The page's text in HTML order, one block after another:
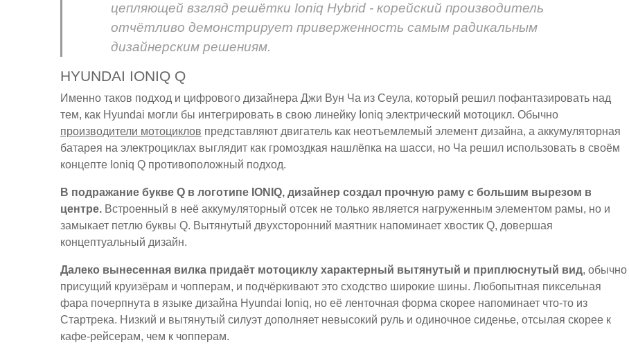
цепляющей взгляд решётки Ioniq Hybrid - корейский производитель
отчётливо демонстрирует приверженность самым радикальным
дизайнерским решениям.
HYUNDAI IONIQ Q
Именно таков подход и цифрового дизайнера Джи Вун Ча из Сеула, который решил пофантазировать над
тем, как Hyundai могли бы интегрировать в свою линейку Ioniq электрический мотоцикл. Обычно
производители мотоциклов представляют двигатель как неотъемлемый элемент дизайна, а аккумуляторная
батарея на электроциклах выглядит как громоздкая нашлёпка на шасси, но Ча решил использовать в своём
концепте Ioniq Q противоположный подход.
В подражание букве Q в логотипе IONIQ, дизайнер создал прочную раму с большим вырезом в
центре. Встроенный в неё аккумуляторный отсек не только является нагруженным элементом рамы, но и
замыкает петлю буквы Q. Вытянутый двухсторонний маятник напоминает хвостик Q, довершая
концептуальный дизайн.
Далеко вынесенная вилка придаёт мотоциклу характерный вытянутый и приплюснутый вид, обычно
присущий круизёрам и чопперам, и подчёркивают это сходство широкие шины. Любопытная пиксельная
фара почерпнута в языке дизайна Hyundai Ioniq, но её ленточная форма скорее напоминает что-то из
Стартрека. Низкий и вытянутый силуэт дополняет невысокий руль и одиночное сиденье, отсылая скорее к
кафе-рейсерам, чем к чопперам.